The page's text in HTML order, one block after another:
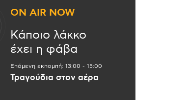
ON AIR NOW
Κάποιο λάκκο
έχει η φάβα
Επόμενη εκπομπή: 13:00 - 15:00
Τραγούδια στον αέρα